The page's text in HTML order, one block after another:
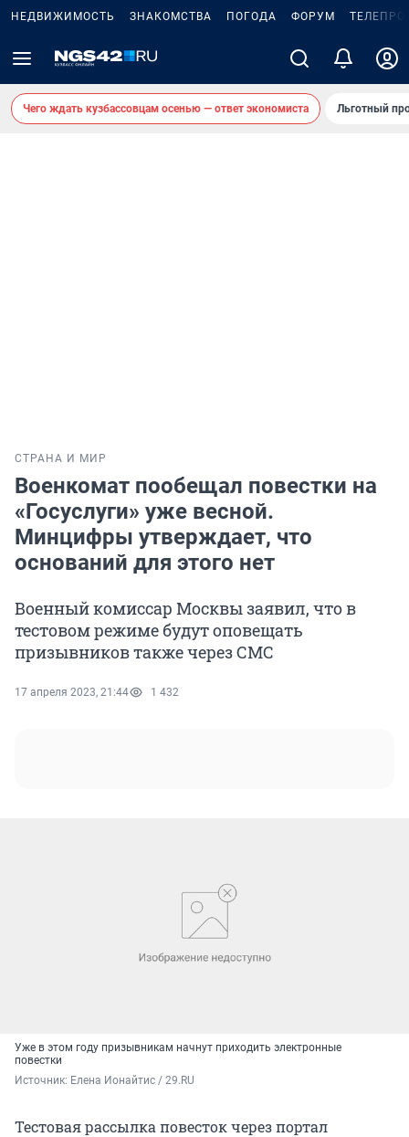
НЕДВИЖИМОСТЬ ЗНАКОМСТВА ПОГОДА ФОРУМ
Чего ждать кузбассовцам осенью — ответ экономиста Льготный
СТРАНА И МИР
Военкомат пообещал повестки на
«Госуслуги» уже весной.
Минцифры утверждает, что
оснований для этого нет
Военный комиссар Москвы заявил, что в
тестовом режиме будут оповещать
призывников также через СМС
17 апреля 2023, 21:44 1 432
Уже в этом году призывникам начнут приходить электронные
повестки
Источник: Елена Ионайтис / 29.RU
Тестовая рассылка повесток через портал